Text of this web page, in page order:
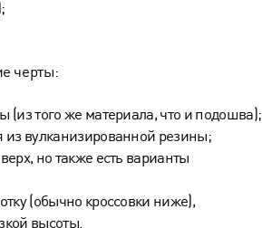
черты:
(из того же материала, что и подошва);
из вулканизированной резины;
но также есть варианты
(обычно кроссовки ниже),
высоты.